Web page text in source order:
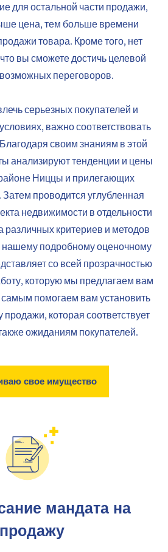
для остальной части продажи,
цена, тем больше времени
товара. Кроме того, нет
вы сможете достичь целевой
переговоров.
серьезных покупателей и
важно соответствовать
своим знаниям в этой
анализируют тенденции и цены
Ниццы и прилегающих
проводится углубленная
недвижимости в отдельности
различных критериев и методов
нашему подробному оценочному
со всей прозрачностью
которую мы предлагаем вам
помогаем вам установить
которая соответствует
ожиданиям покупателей.
свое имущество
мандата на
продажу